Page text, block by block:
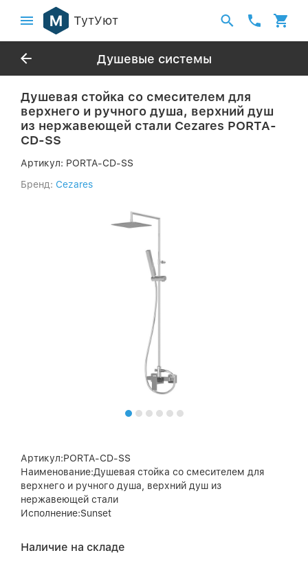
ТутУют
Душевые системы
Душевая стойка со смесителем для
верхнего и ручного душа, верхний душ
из нержавеющей стали Cezares PORTA-
CD-SS
Артикул: PORTA-CD-SS
Бренд: Cezares
Артикул:PORTA-CD-SS
Наименование:Душевая стойка со смесителем для
верхнего и ручного душа, верхний душ из
нержавеющей стали
Исполнение:Sunset
Наличие на складе